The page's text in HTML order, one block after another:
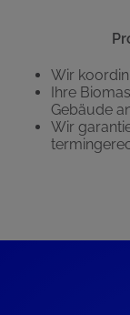
Wir
Ihre
Gebäude
Wir